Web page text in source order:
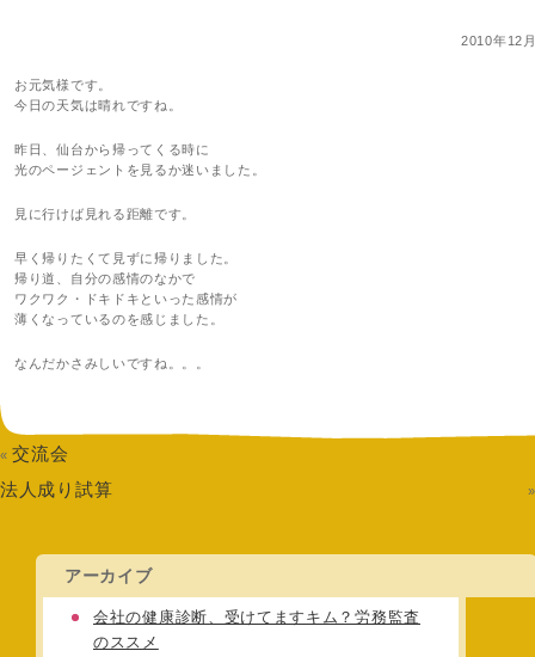
2010年12
お元気様です。
今日の天気は晴れですね。
昨日、仙台から帰ってくる時に
光のページェントを見るか迷いました。
見に行けば見れる距離です。
早く帰りたくて見ずに帰りました。
帰り道、自分の感情のなかで
ワクワク・ドキドキといった感情が
薄くなっているのを感じました。
なんだかさみしいですね。。。
«交流会
法人成り試算
»
アーカイブ
会社の健康診断、受けてますキム？労務監査
のススメ